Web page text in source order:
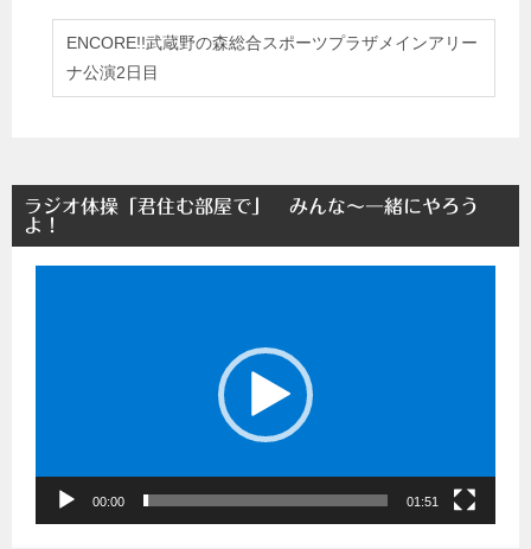
ENCORE!!武蔵野の森総合スポーツプラザメインアリー
ナ公演2日目
ラジオ体操「君住む部屋で」 みんな～一緒にやろう
よ！
00:00 01:51